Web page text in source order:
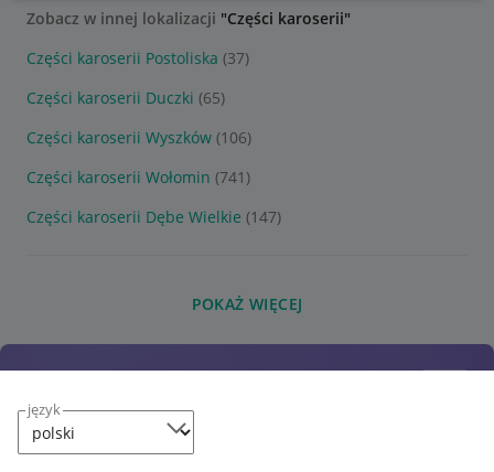
język
Zobacz w innej lokalizacji "Części karoserii"
Części karoserii Postoliska (37)
Części karoserii Duczki (65)
Części karoserii Wyszków (106)
Części karoserii Wołomin (741)
Części karoserii Dębe Wielkie (147)
POKAŻ WIĘCEJ